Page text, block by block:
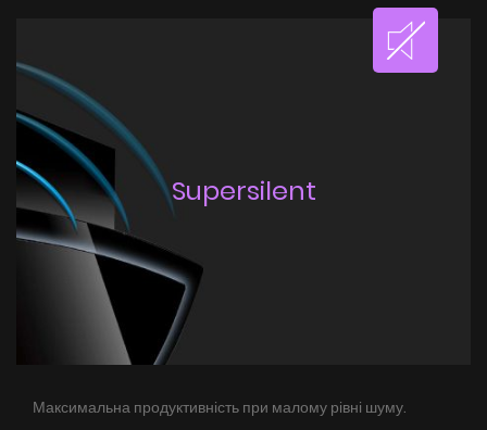
Supersilent
Максимальна продуктивність при малому рівні шуму.